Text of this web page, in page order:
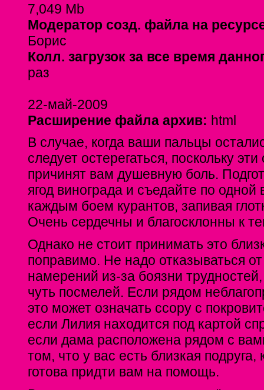
7,049 Mb
Модератор созд. файла на
Борис
Колл. загрузок за все время
раз
22-май-2009
Расширение файла архив: html
В случае, когда ваши пальцы
следует остерегаться, поскольку
причинят вам душевную боль.
ягод винограда и съедайте по одной
каждым боем курантов, запивая
Очень сердечны и благосклонны к
Однако не стоит принимать это
поправимо. Не надо отказываться
намерений из-за боязни
чуть посмелей. Если рядом
это может означать ссору с
если Лилия находится под картой
если дама расположена рядом с
том, что у вас есть близкая подруга,
готова придти вам на помощь.